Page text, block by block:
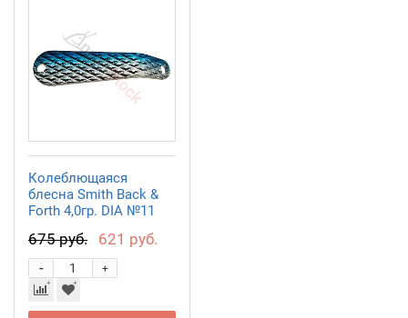
Колеблющаяся
блесна Smith Back &
Forth 4,0гр. DIA №11
675 руб. 621 руб.
+
-